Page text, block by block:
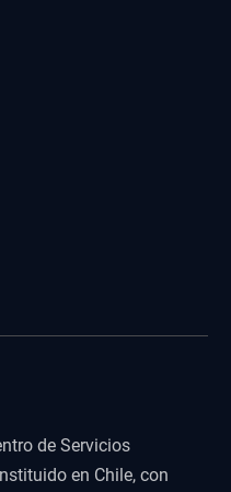
de Servicios
en Chile, con